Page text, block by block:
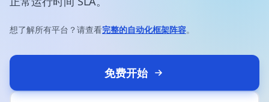
想了解所有平台？请查看完整的自动化框架阵容。
免费开始